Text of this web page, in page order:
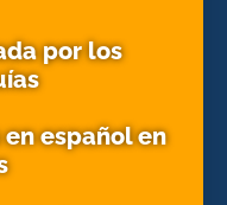
por los
en español en